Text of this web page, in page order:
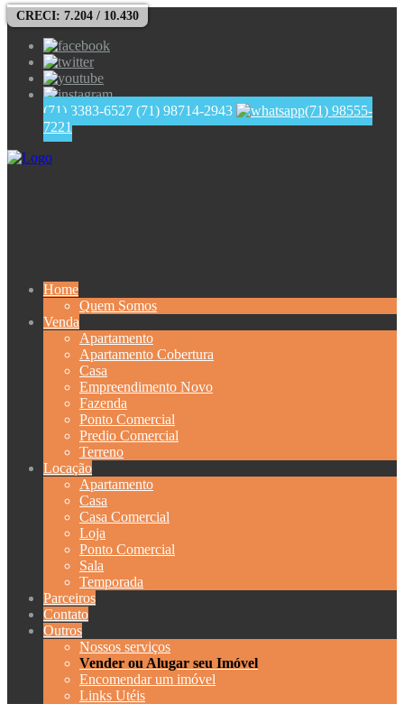
CRECI: 7.204 / 10.430
(71) 3383-6527 (71) 98714-2943
(71) 98555-
7221
Home
Quem Somos
Venda
Apartamento
Apartamento Cobertura
Casa
Empreendimento Novo
Fazenda
Ponto Comercial
Predio Comercial
Terreno
Locação
Apartamento
Casa
Casa Comercial
Loja
Ponto Comercial
Sala
Temporada
Parceiros
Contato
Outros
Nossos serviços
Vender ou Alugar seu Imóvel
Encomendar um imóvel
Links Utéis